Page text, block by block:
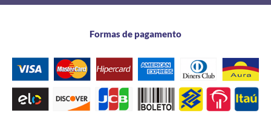
Formas de pagamento